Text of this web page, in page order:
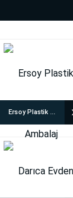
Ersoy Plastik Ambalaj